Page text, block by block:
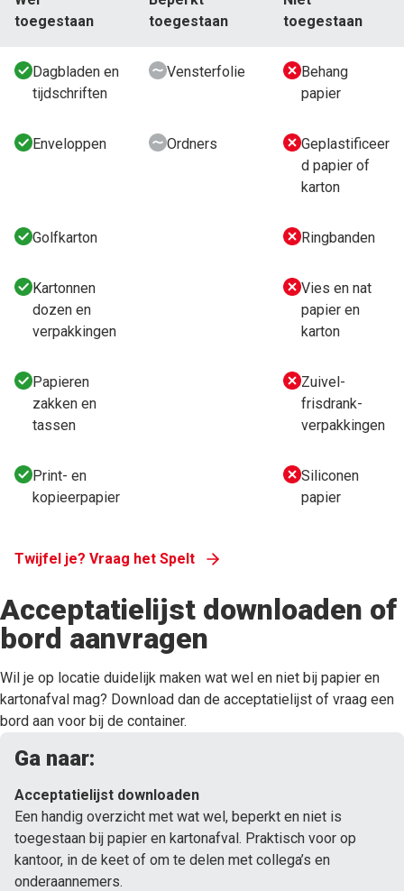
toegestaan
toegestaan
toegestaan
Dagbladen en
tijdschriften
Vensterfolie
Behang
papier
Enveloppen Ordners
Geplastificeer
d papier of
karton
Golfkarton Ringbanden
Kartonnen
dozen en
verpakkingen
Vies en nat
papier en
karton
Papieren
zakken en
tassen
Zuivel-
frisdrank-
verpakkingen
Print- en
kopieerpapier
Siliconen
papier
Twijfel je? Vraag het Spelt
Acceptatielijst downloaden of
bord aanvragen
Wil je op locatie duidelijk maken wat wel en niet bij papier en
kartonafval mag? Download dan de acceptatielijst of vraag een
bord aan voor bij de container.
Ga naar:
Acceptatielijst downloaden
Een handig overzicht met wat wel, beperkt en niet is
toegestaan bij papier en kartonafval. Praktisch voor op
kantoor, in de keet of om te delen met collega’s en
onderaannemers.